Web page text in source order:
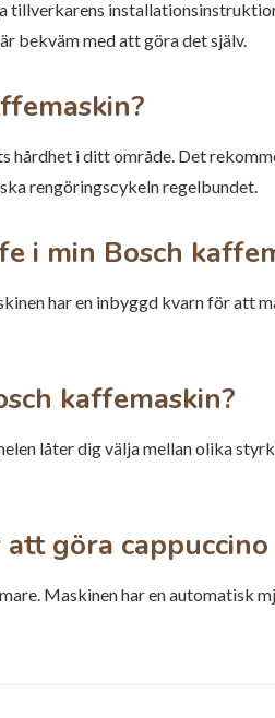
tillverkarens
bekväm med att göra det själv.
hårdhet i ditt område. Det
rengöringscykeln regelbundet.
i min Bosch
har en inbyggd kvarn för att
kaffemaskin?
låter dig välja mellan olika
göra
Maskinen har en automatisk